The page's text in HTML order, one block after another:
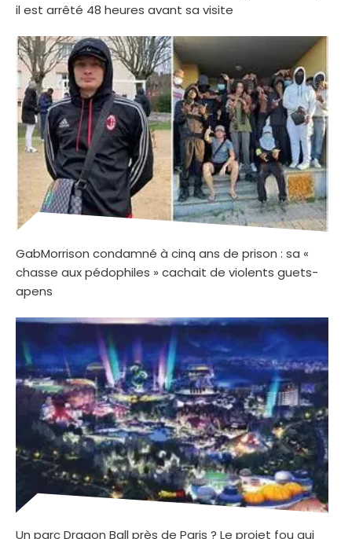
il est arrêté 48 heures avant sa visite
GabMorrison condamné à cinq ans de prison : sa «
chasse aux pédophiles » cachait de violents guets-
apens
Un parc Dragon Ball près de Paris ? Le projet fou qui